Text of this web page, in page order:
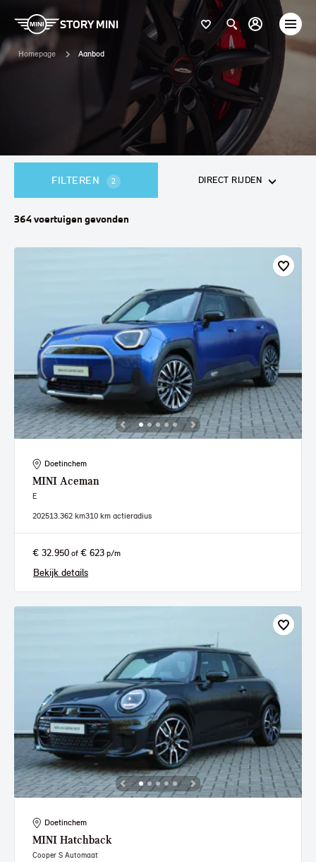
STORY MINI
Homepage Aanbod
FILTEREN 2 DIRECT RIJDEN
364voertuigen gevonden
Doetinchem
MINI Aceman
E
202513.362 km310 km actieradius
€ 32.950 of € 623 p/m
Bekijk details
Doetinchem
MINI Hatchback
Cooper S Automaat